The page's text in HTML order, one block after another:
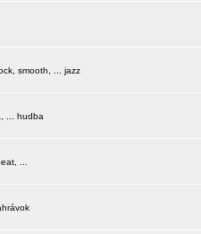
smooth, ... jazz
... hudba
...